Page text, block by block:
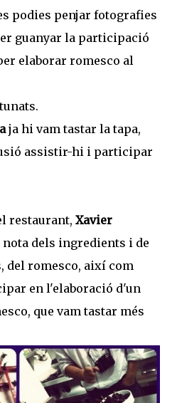
podies penjar fotografies
guanyar la participació
elaborar romesco al
ja hi vam tastar la tapa,
assistir-hi i participar
restaurant, Xavier
dels ingredients i de
del romesco, així com
en l'elaboració d'un
que vam tastar més